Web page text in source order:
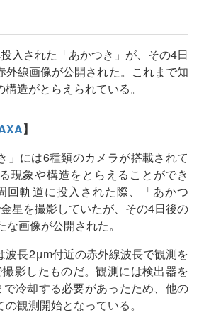
入された「あかつき」が、その4日
外線画像が公開された。これまで知
造がとらえられている。
】
」には6種類のカメラが搭載されて
現象や構造をとらえることができ
回軌道に投入された際、「あかつ
星を撮影していたが、その4日後の
画像が公開された。
波長2μm付近の赤外線波長で観測を
影したものだ。観測には検出器を
冷却する必要があったため、他の
観測開始となっている。